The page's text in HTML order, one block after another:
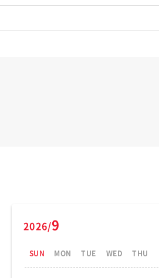
2026/9
SUN MON TUE WED THU